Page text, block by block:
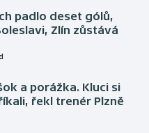
padlo deset gólů,
Zlín zůstává
a porážka. Kluci si
řekl trenér Plzně